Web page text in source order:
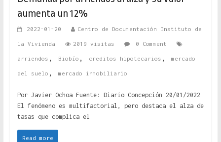
aumenta un 12%
2022-01-20 Centro de Documentación Instituto de
la Vivienda 2019 visitas 0 Comment
arriendos , Biobío , creditos hipotecarios , mercado
del suelo , mercado inmobiliario
Por Javier Ochoa Fuente: Diario Concepción 20/01/2022
El fenómeno es multifactorial, pero destaca el alza de
tasas que complica el
Read more